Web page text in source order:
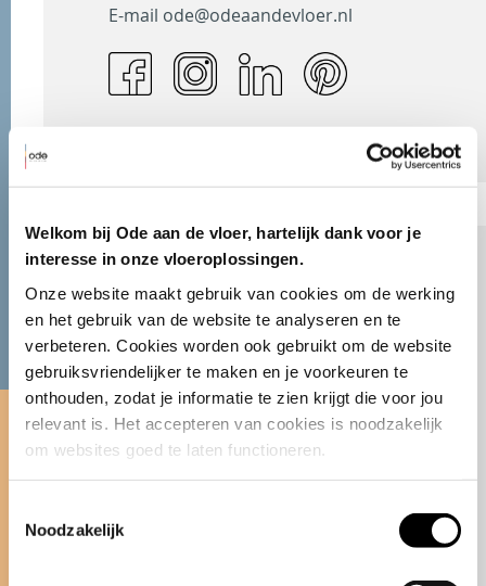
Welkom bij Ode aan de vloer, hartelijk dank voor je
interesse in onze vloeroplossingen.
Onze website maakt gebruik van cookies om de werking
en het gebruik van de website te analyseren en te
verbeteren. Cookies worden ook gebruikt om de website
gebruiksvriendelijker te maken en je voorkeuren te
onthouden, zodat je informatie te zien krijgt die voor jou
relevant is. Het accepteren van cookies is noodzakelijk
om websites goed te laten functioneren.
Noodzakelijk
E-mail ode@odeaandevloer.nl
Bezoek onze Stijlkamer
Bekijk de Ode gietvloeren in onze
Stijlkamer in Hendrik-Ido-Ambacht.
Een inspirerende ruimte waar design
en functionaliteit samenkomen en
waar we ons brede assortiment aan
kleuren en mogelijkheden tonen. De